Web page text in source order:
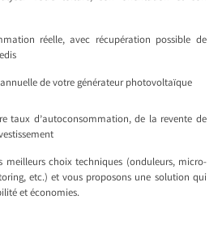
réelle, avec récupération possible de
de votre générateur photovoltaïque
taux d’autoconsommation, de la revente de
meilleurs choix techniques (onduleurs, micro-
etc.) et vous proposons une solution qui
et économies.